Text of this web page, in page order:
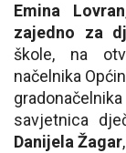
Emina Lovran
zajedno za
škole, na
načelnika
savjetnica
Danijela Žagar